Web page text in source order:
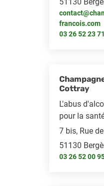
francois.com
03 26 52 23 71
Cottray
L'abus
pour la
7 bis, Rue
51130
03 26 52 00